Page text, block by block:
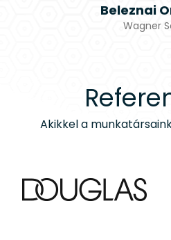
Beleznai
Wagner
Akikkel a